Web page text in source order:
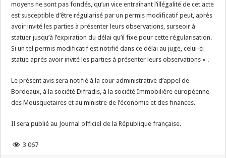
moyens ne sont pas fondés, qu’un vice entraînant l’illégalité de cet acte
est susceptible d’être régularisé par un permis modificatif peut, après
avoir invité les parties à présenter leurs observations, surseoir à
statuer jusqu’à l’expiration du délai qu’il fixe pour cette régularisation.
Si un tel permis modificatif est notifié dans ce délai au juge, celui-ci
statue après avoir invité les parties à présenter leurs observations « .
Le présent avis sera notifié à la cour administrative d’appel de
Bordeaux, à la société Difradis, à la société Immobilière européenne
des Mousquetaires et au ministre de l’économie et des finances.
Il sera publié au Journal officiel de la République française.
3 067